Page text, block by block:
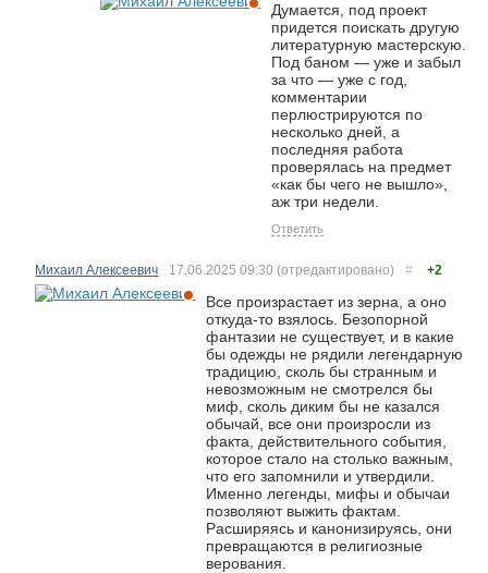
Думается, под проект
придется поискать другую
литературную мастерскую.
Под баном — уже и забыл
за что — уже с год,
комментарии
перлюстрируются по
несколько дней, а
последняя работа
проверялась на предмет
«как бы чего не вышло»,
аж три недели.
Ответить
Михаил Алексеевич 17.06.2025 09:30 (отредактировано) # +2
Все произрастает из зерна, а оно
откуда-то взялось. Безопорной
фантазии не существует, и в какие
бы одежды не рядили легендарную
традицию, сколь бы странным и
невозможным не смотрелся бы
миф, сколь диким бы не казался
обычай, все они произросли из
факта, действительного события,
которое стало на столько важным,
что его запомнили и утвердили.
Именно легенды, мифы и обычаи
позволяют выжить фактам.
Расширяясь и канонизируясь, они
превращаются в религиозные
верования.